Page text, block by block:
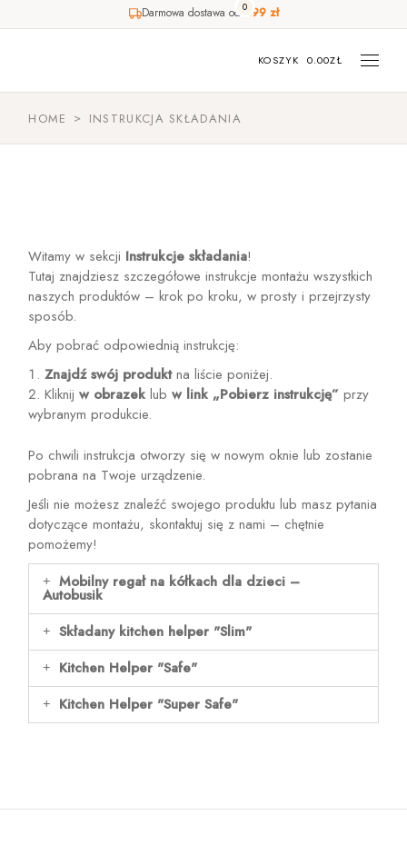
Darmowa dostawa od499 zł
0
KOSZYK 0.00ZŁ
HOME INSTRUKCJA SKŁADANIA
Witamy w sekcji Instrukcje składania!
Tutaj znajdziesz szczegółowe instrukcje montażu wszystkich
naszych produktów – krok po kroku, w prosty i przejrzysty
sposób.
Aby pobrać odpowiednią instrukcję:
Znajdź swój produktna liście poniżej.
Kliknijw obrazek lubw link „Pobierz instrukcję” przy
wybranym produkcie.
Po chwili instrukcja otworzy się w nowym oknie lub zostanie
pobrana na Twoje urządzenie.
Jeśli nie możesz znaleźć swojego produktu lub masz pytania
dotyczące montażu, skontaktuj się z nami – chętnie
pomożemy!
Mobilny regał na kółkach dla dzieci –
Autobusik
Składany kitchen helper "Slim"
Kitchen Helper "Safe"
Kitchen Helper "Super Safe"